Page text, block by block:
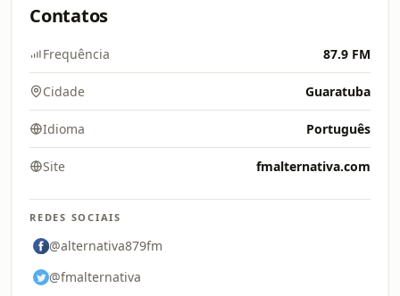
Contatos
Frequência 87.9 FM
Cidade Guaratuba
Idioma Português
Site fmalternativa.com
REDES SOCIAIS
@alternativa879fm
@fmalternativa